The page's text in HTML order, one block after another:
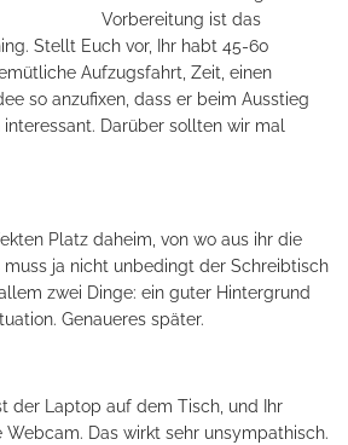
Vorbereitung ist das
Stellt Euch vor, Ihr habt 45-60
Aufzugsfahrt, Zeit, einen
so anzufixen, dass er beim Ausstieg
Darüber sollten wir mal
Platz daheim, von wo aus ihr die
ja nicht unbedingt der Schreibtisch
zwei Dinge: ein guter Hintergrund
Genaueres später.
der Laptop auf dem Tisch, und Ihr
Das wirkt sehr unsympathisch.